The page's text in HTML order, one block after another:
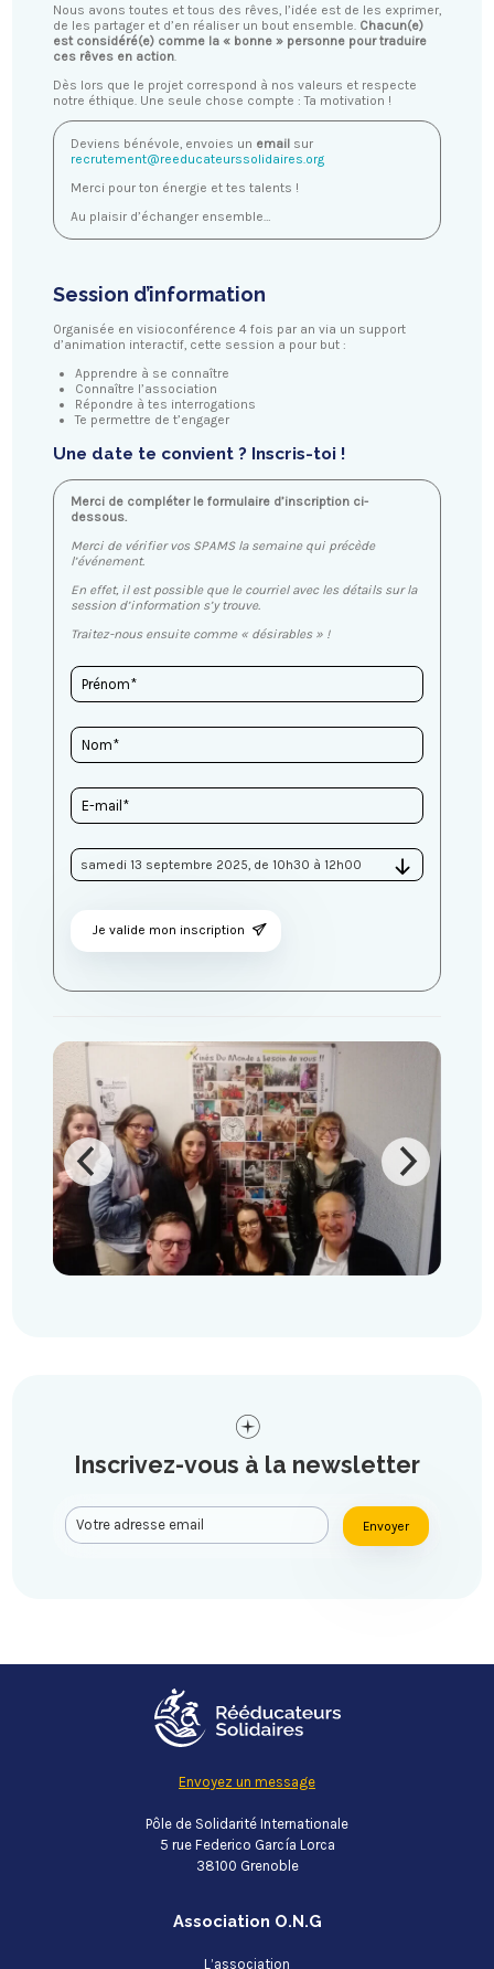
Nous avons toutes et tous des rêves, l’idée est de les exprimer,
de les partager et d’en réaliser un bout ensemble. Chacun(e)
est considéré(e) comme la « bonne » personne pour traduire
ces rêves en action.
Dès lors que le projet correspond à nos valeurs et respecte
notre éthique. Une seule chose compte : Ta motivation !
Deviens bénévole, envoies un email sur
recrutement@reeducateurssolidaires.org
Merci pour ton énergie et tes talents !
Au plaisir d’échanger ensemble…
Session d’information
Organisée en visioconférence 4 fois par an via un support
d’animation interactif, cette session a pour but :
Apprendre à se connaître
Connaître l’association
Répondre à tes interrogations
Te permettre de t’engager
Une date te convient ? Inscris-toi !
Merci de compléter le formulaire d’inscription ci-
dessous.
Merci de vérifier vos SPAMS la semaine qui précède
l’événement.
En effet, il est possible que le courriel avec les détails sur la
session d’information s’y trouve.
Traitez-nous ensuite comme « désirables » !
Je valide mon inscription
Inscrivez-vous à la newsletter
Envoyer
Envoyez un message
Pôle de Solidarité Internationale
5 rue Federico García Lorca
38100 Grenoble
Association O.N.G
L’association